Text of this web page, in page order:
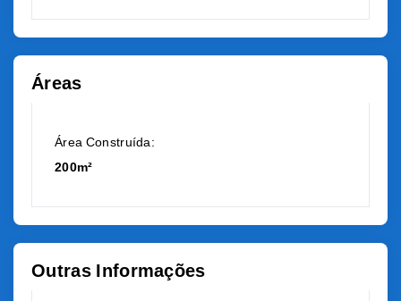
Áreas
Área Construída:
200m²
Outras Informações